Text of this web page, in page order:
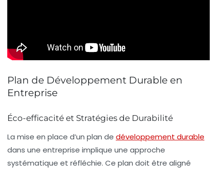
Plan de Développement Durable en
Entreprise
Éco-efficacité et Stratégies de Durabilité
La mise en place d’un plan de développement durable
dans une entreprise implique une approche
systématique et réfléchie. Ce plan doit être aligné